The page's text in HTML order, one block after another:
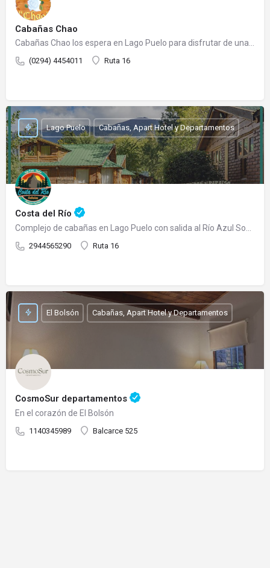
Cabañas Chao
(0294) 4454011 Ruta 16
Costa del Río
2944565290 Ruta 16
Lago Puelo Cabañas, Apart Hotel y Departamentos
CosmoSur departamentos
En el corazón de El Bolsón
1140345989 Balcarce 525
El Bolsón Cabañas, Apart Hotel y Departamentos